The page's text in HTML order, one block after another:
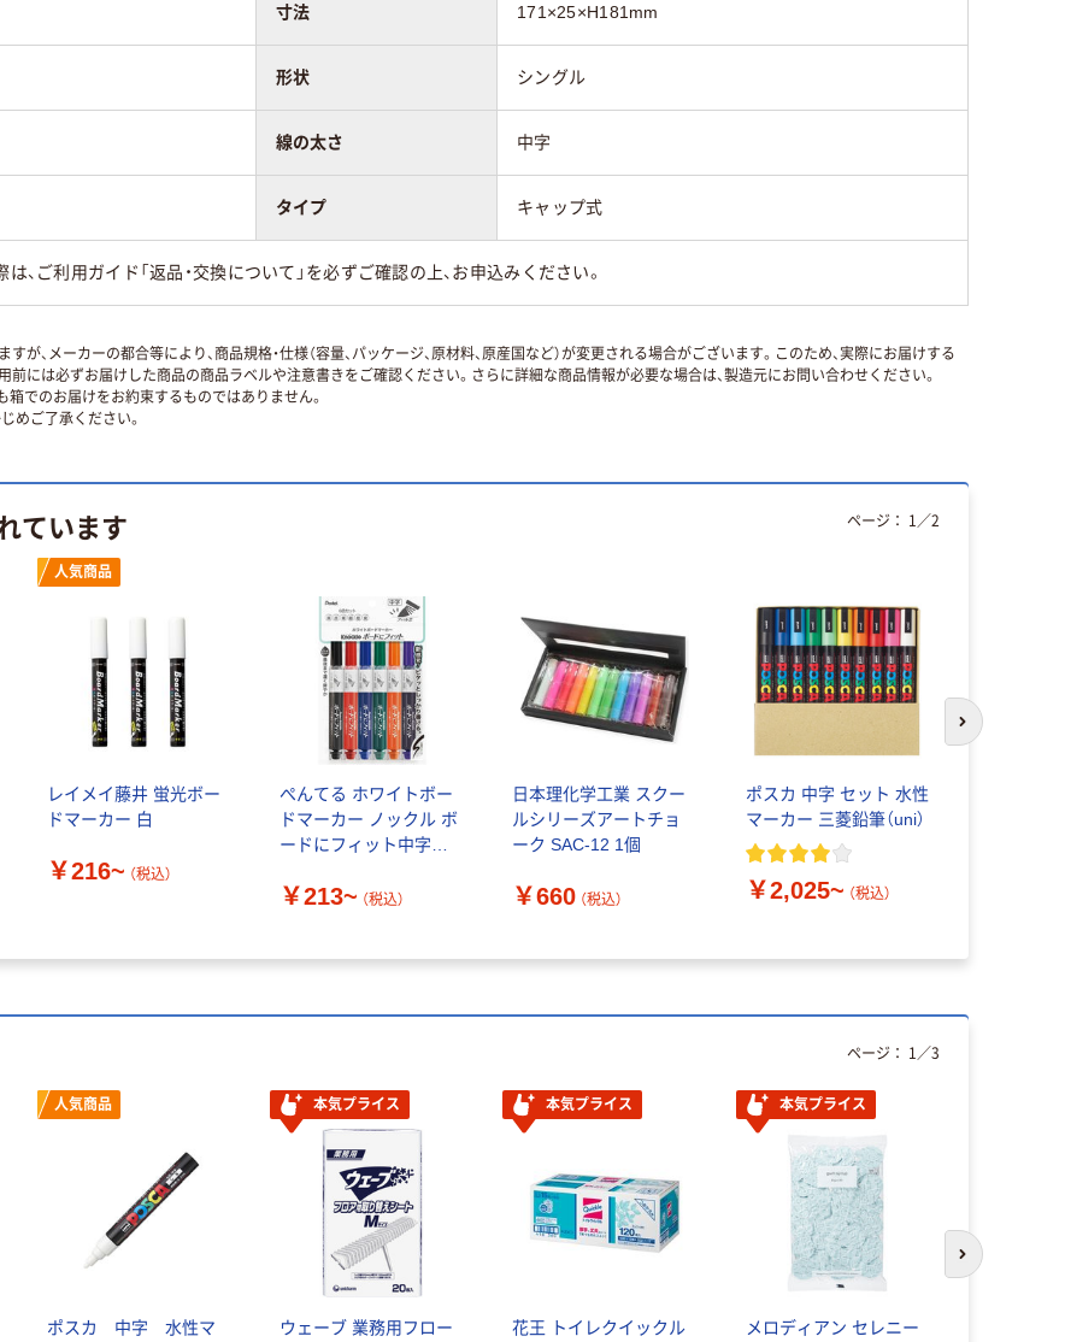
寸法 171×25×H181mm
形状 シングル
線の太さ 中字
タイプ キャップ式
は、ご利用ガイド「返品・交換について」を必ずご確認の上、お申込みください。
、メーカーの都合等により、商品規格・仕様（容量、パッケージ、原材料、原産国など）が変更される場合がございます。このため、実際にお届けする
には必ずお届けした商品の商品ラベルや注意書きをご確認ください。さらに詳細な商品情報が必要な場合は、製造元にお問い合わせください。
箱でのお届けをお約束するものではありません。
めご了承ください。
ています
人気商品
レイメイ藤井 蛍光ボー
ドマーカー 白
￥216~ （税込）
ぺんてる ホワイトボー
ドマーカー ノックル ボ
ードにフィット中字
￥213~ （税込）
日本理化学工業 スクー
ルシリーズアートチョ
ーク SAC-12 1個
￥660 （税込）
ポスカ 中字 セット 水性
マーカー 三菱鉛筆（uni）
￥2,025~ （税込）
ページ： 1 ／2
次のスライド
人気商品
ポスカ 中字 水性マ
本気プライス
ウェーブ 業務用フロー
本気プライス
花王 トイレクイックル
本気プライス
メロディアン セレニー
ページ： 1 ／3
次のスライド